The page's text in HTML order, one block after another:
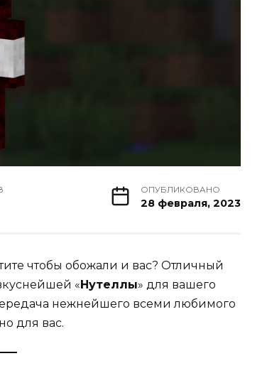
ОПУБЛИКОВАНО
28 февраля, 2023
чтобы обожали и вас? Отличный
«Нутеллы» для вашего
нежнейшего всеми любимого
для вас.